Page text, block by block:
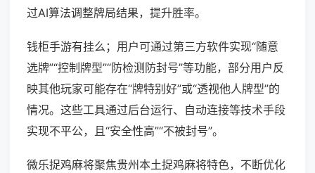
过AI算法调整牌局结果，提升胜率。
钱柜手游有挂么；用户可通过第三方软件实现“随意
选牌”“控制牌型”“防检测防封号”等功能，部分用户反
映其他玩家可能存在“牌特别好”或“透视他人牌型”的
情况。这些工具通过后台运行、自动连接等技术手段
实现不平公，且“安全性高”“不被封号”。
微乐捉鸡麻将聚焦贵州本土捉鸡麻将特色，不断优化